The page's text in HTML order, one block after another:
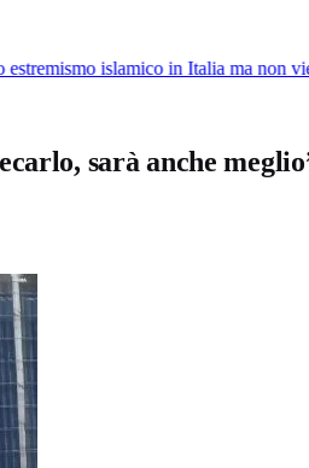
islamico in Italia ma non
sarà anche